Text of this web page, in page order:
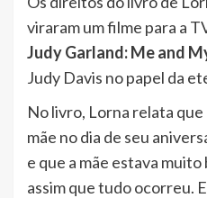
viraram um filme para a
Judy Garland: Me and
Judy Davis no papel da
No livro, Lorna relata
mãe no dia de seu
e que a mãe estava
assim que tudo ocorreu.